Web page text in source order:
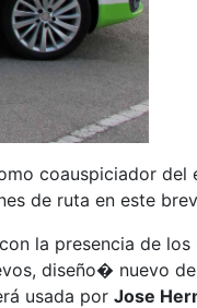
coauspiciador del
de ruta en este
la presencia de los
diseño� nuevo
usada por Jose